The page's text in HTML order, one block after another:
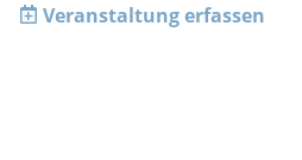
Veranstaltung erfassen